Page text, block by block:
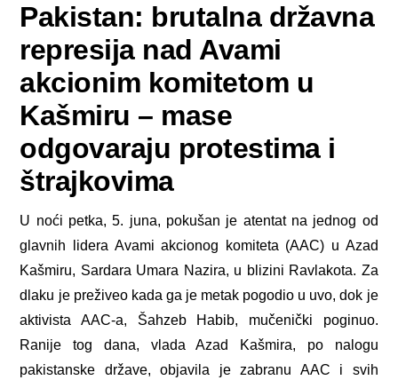
Pakistan: brutalna državna
represija nad Avami
akcionim komitetom u
Kašmiru – mase
odgovaraju protestima i
štrajkovima
U noći petka, 5. juna, pokušan je atentat na jednog od
glavnih lidera Avami akcionog komiteta (AAC) u Azad
Kašmiru, Sardara Umara Nazira, u blizini Ravlakota. Za
dlaku je preživeo kada ga je metak pogodio u uvo, dok je
aktivista AAC-a, Šahzeb Habib, mučenički poginuo.
Ranije tog dana, vlada Azad Kašmira, po nalogu
pakistanske države, objavila je zabranu AAC i svih